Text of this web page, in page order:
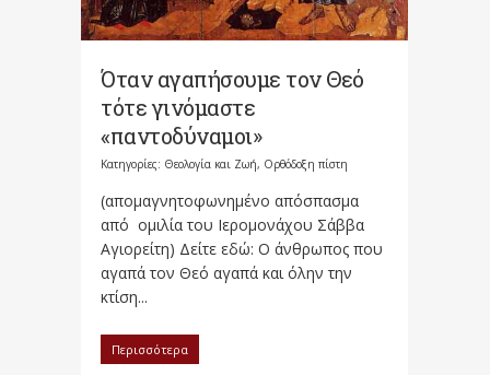
Όταν αγαπήσουμε τον Θεό
τότε γινόμαστε
«παντοδύναμοι»
Κατηγορίες: Θεολογία και Ζωή, Ορθόδοξη πίστη
(απομαγνητοφωνημένο απόσπασμα
από ομιλία του Ιερομονάχου Σάββα
Αγιορείτη) Δείτε εδώ: Ο άνθρωπος που
αγαπά τον Θεό αγαπά και όλην την
κτίση...
Περισσότερα